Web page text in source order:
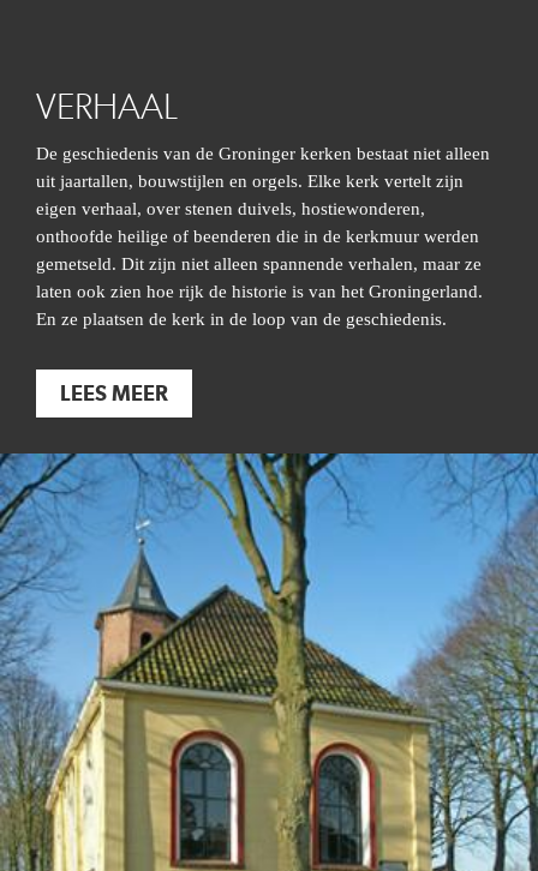
VERHAAL
De geschiedenis van de Groninger kerken bestaat niet alleen
uit jaartallen, bouwstijlen en orgels. Elke kerk vertelt zijn
eigen verhaal, over stenen duivels, hostiewonderen,
onthoofde heilige of beenderen die in de kerkmuur werden
gemetseld. Dit zijn niet alleen spannende verhalen, maar ze
laten ook zien hoe rijk de historie is van het Groningerland.
En ze plaatsen de kerk in de loop van de geschiedenis.
LEES MEER